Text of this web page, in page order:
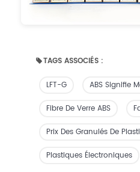
TAGS ASSOCIÉS :
LFT-G ABS Signifie
Fibre De Verre ABS
Prix Des Granulés De
Plastiques Électroniques